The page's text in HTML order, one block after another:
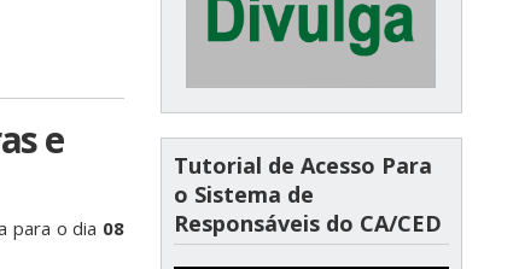
e
para o dia 08
Tutorial de Acesso Para
o Sistema de
Responsáveis do CA/CED